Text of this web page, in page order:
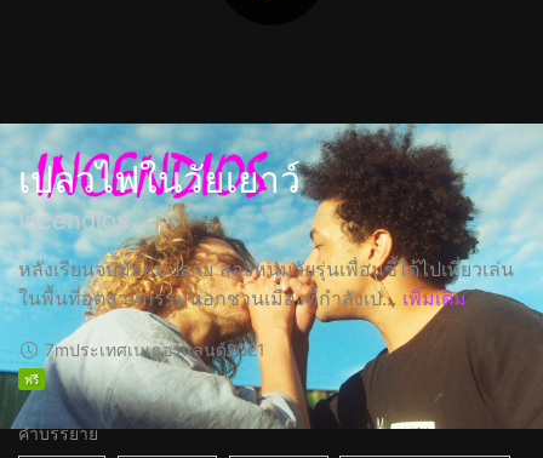
เปลวไฟในวัยเยาว์
Incendios
หลังเรียนจบมัธยมปลาย สองหนุ่มวัยรุ่นเพื่อนซี้ได้ไปเที่ยวเล่น
ในพื้นที่อุตสาหกรรมนอกชานเมืองที่กำลังเป... เพิ่มเติม
7mประเทศเนเธอร์แลนด์2021
ฟรี
คำบรรยาย